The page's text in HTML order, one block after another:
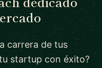
carrera de tus
startup con éxito?